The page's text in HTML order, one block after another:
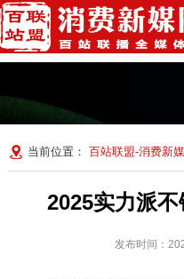
当前位置： 百站联盟-消费新
2025实力派
发布时间：